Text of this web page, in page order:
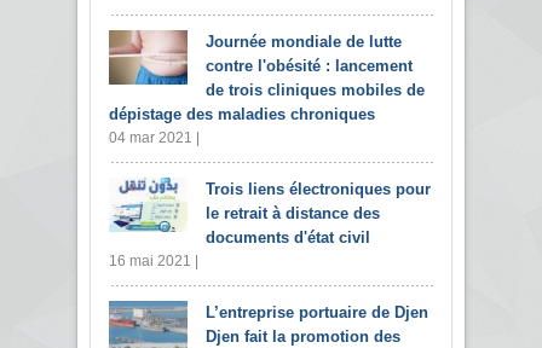
Journée mondiale de lutte
contre l'obésité : lancement
de trois cliniques mobiles de
dépistage des maladies chroniques
04 mar 2021 |
Trois liens électroniques pour
le retrait à distance des
documents d'état civil
16 mai 2021 |
L’entreprise portuaire de Djen
Djen fait la promotion des